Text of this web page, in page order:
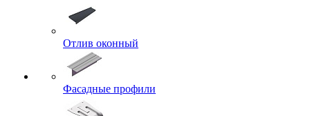
Отлив оконный
Фасадные профили